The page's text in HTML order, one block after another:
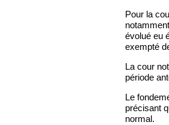
Pour la
évolué eu
exempté
La cour
période
Le
précisant
normal.